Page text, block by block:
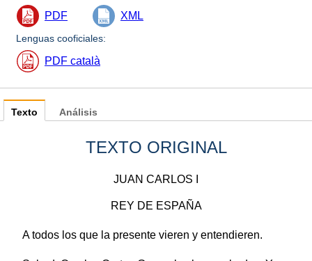
PDF XML
Lenguas cooficiales:
PDF català
Texto
TEXTO ORIGINAL
JUAN CARLOS I
REY DE ESPAÑA
A todos los que la presente vieren y entendieren.
Análisis